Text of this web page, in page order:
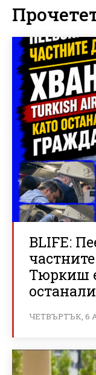
BLIFE:
Тюркиш
ЧЕТВЪРТЪК, 6